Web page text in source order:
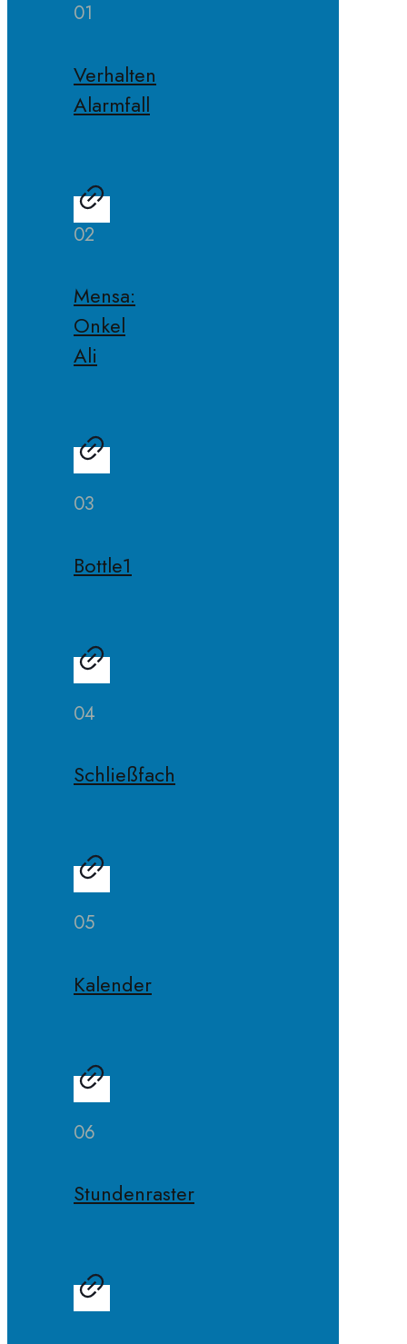
01
Verhalten
Alarmfall
02
Mensa:
Onkel
Ali
03
Bottle1
04
Schließfach
05
Kalender
06
Stundenraster